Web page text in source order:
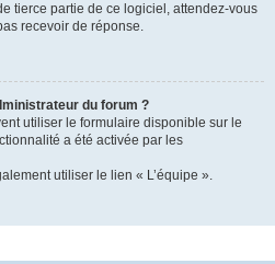
tierce partie de ce logiciel, attendez-vous
recevoir de réponse.
du forum ?
utiliser le formulaire disponible sur le
a été activée par les
utiliser le lien « L’équipe ».